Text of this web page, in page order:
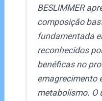
BESLIMMER
composição
fundamentada
reconhecidos
benéficas no
emagrecimento
metabolismo. O